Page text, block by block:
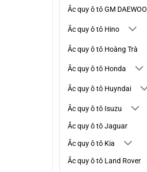
Ắc quy ô tô GM DAEWOO
Ắc quy ô tô Hino
Ắc quy ô tô Hoàng Trà
Ắc quy ô tô Honda
Ắc quy ô tô Huyndai
Ắc quy ô tô Isuzu
Ắc quy ô tô Jaguar
Ắc quy ô tô Kia
Ắc quy ô tô Land Rover